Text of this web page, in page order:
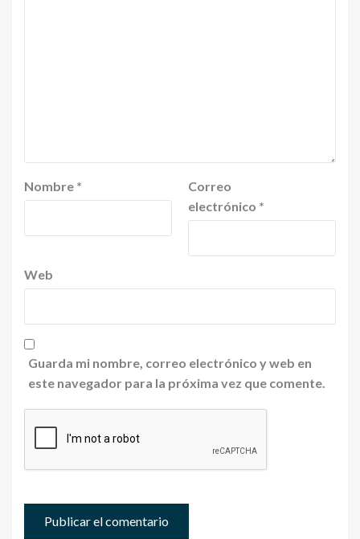
Nombre *
Correo
electrónico *
Web
Guarda mi nombre, correo electrónico y web en
este navegador para la próxima vez que comente.